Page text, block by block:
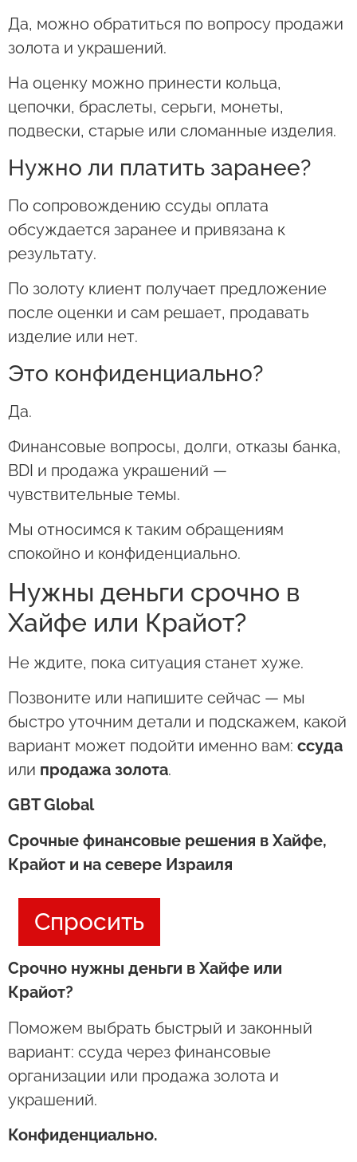
Да, можно обратиться по вопросу продажи
золота и украшений.
На оценку можно принести кольца,
цепочки, браслеты, серьги, монеты,
подвески, старые или сломанные изделия.
Нужно ли платить заранее?
По сопровождению ссуды оплата
обсуждается заранее и привязана к
результату.
По золоту клиент получает предложение
после оценки и сам решает, продавать
изделие или нет.
Это конфиденциально?
Да.
Финансовые вопросы, долги, отказы банка,
BDI и продажа украшений —
чувствительные темы.
Мы относимся к таким обращениям
спокойно и конфиденциально.
Нужны деньги срочно в
Хайфе или Крайот?
Не ждите, пока ситуация станет хуже.
Позвоните или напишите сейчас — мы
быстро уточним детали и подскажем, какой
вариант может подойти именно вам: ссуда
или продажа золота.
GBT Global
Срочные финансовые решения в Хайфе,
Крайот и на севере Израиля
Спросить
Срочно нужны деньги в Хайфе или
Крайот?
Поможем выбрать быстрый и законный
вариант: ссуда через финансовые
организации или продажа золота и
украшений.
Конфиденциально.